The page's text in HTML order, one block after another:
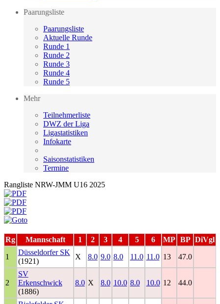
Paarungsliste
Paarungsliste
Aktuelle Runde
Runde 1
Runde 2
Runde 3
Runde 4
Runde 5
Mehr
Teilnehmerliste
DWZ der Liga
Ligastatistiken
Infokarte
Saisonstatistiken
Termine
Rangliste NRW-JMM U16 2025
Rg Mannschaft 1 2 3 4 5 6 MP BP DiVgl
1
Düsseldorfer SK
(1921)
X 8.0 9.0 8.0 11.0 11.0 13 47.0
2
SV
Erkenschwick
(1886)
8.0 X 8.0 10.0 8.0 10.0 12 44.0